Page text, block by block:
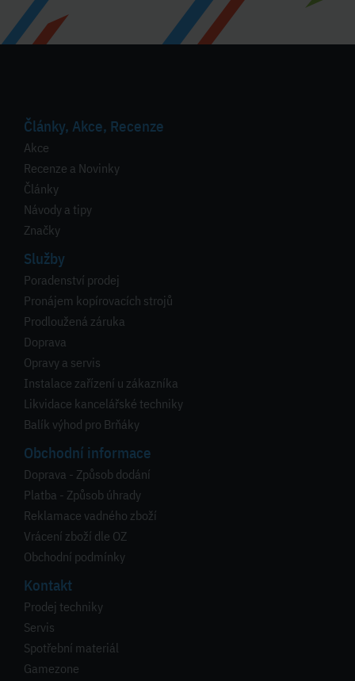
Články, Akce, Recenze
Akce
Recenze a Novinky
Články
Návody a tipy
Značky
Služby
Poradenství prodej
Pronájem kopírovacích strojů
Prodloužená záruka
Doprava
Opravy a servis
Instalace zařízení u zákazníka
Likvidace kancelářské techniky
Balík výhod pro Brňáky
Obchodní informace
Doprava - Způsob dodání
Platba - Způsob úhrady
Reklamace vadného zboží
Vrácení zboží dle OZ
Obchodní podmínky
Kontakt
Prodej techniky
Servis
Spotřební materiál
Gamezone